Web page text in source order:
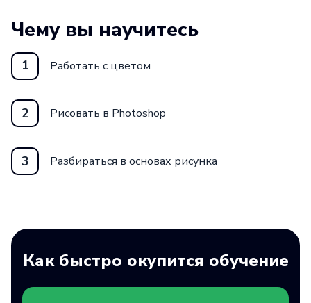
для работы на фрилансе, а также
дальнейшего профессионального роста —
например, перехода на продвинутые
курсы или специализации в цифровом
дизайне.
Чему вы научитесь
1 Работать с цветом
2 Рисовать в Photoshop
3 Разбираться в основах рисунка
Как быстро окупится обучение